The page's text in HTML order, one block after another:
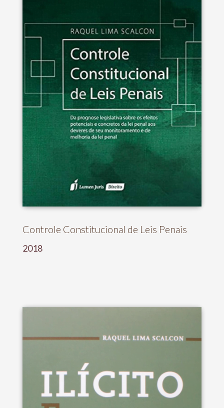
Controle Constitucional de Leis Penais
2018